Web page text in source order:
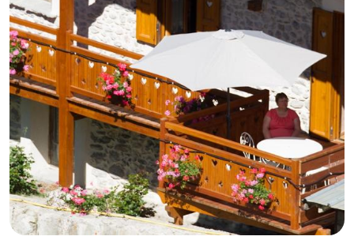
GB
IT